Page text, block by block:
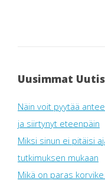
Uusimmat
Näin voit pyytää
ja siirtynyt eteenpäin
Miksi sinun ei pitäisi
tutkimuksen mukaan
Mikä on paras